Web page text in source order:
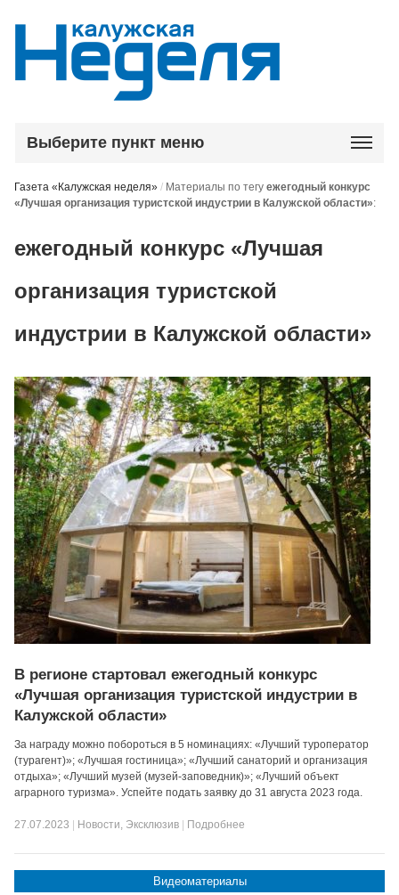
Выберите пункт меню
Газета «Калужская неделя» / Материалы по тегуежегодный конкурс
«Лучшая организация туристской индустрии в Калужской области»:
ежегодный конкурс «Лучшая
организация туристской
индустрии в Калужской области»
В регионе стартовал ежегодный конкурс
«Лучшая организация туристской индустрии в
Калужской области»
За награду можно побороться в 5 номинациях: «Лучший туроператор
(турагент)»; «Лучшая гостиница»; «Лучший санаторий и организация
отдыха»; «Лучший музей (музей-заповедник)»; «Лучший объект
аграрного туризма». Успейте подать заявку до 31 августа 2023 года.
27.07.2023 Новости, Эксклюзив Подробнее
Видеоматериалы